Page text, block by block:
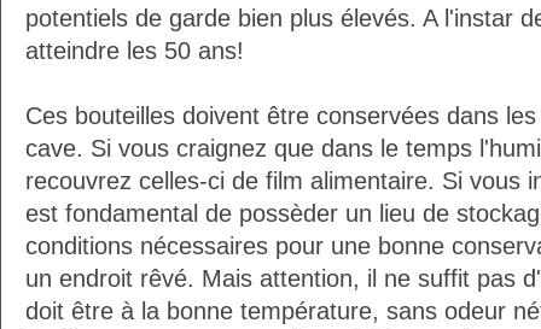
potentiels de garde bien plus élevés. A l'instar
atteindre les 50 ans!
Ces bouteilles doivent être conservées dans
cave. Si vous craignez que dans le temps
recouvrez celles-ci de film alimentaire. Si vous
est fondamental de possèder un lieu de
conditions nécessaires pour une bonne
un endroit rêvé. Mais attention, il ne suffit pas
doit être à la bonne température, sans odeur